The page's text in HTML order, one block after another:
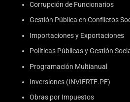
Corrupción de Funcionarios
Gestión Pública en Conflictos
Importaciones y Exportaciones
Políticas Públicas y Gestión
Programación Multianual
Inversiones (INVIERTE.PE)
Obras por Impuestos